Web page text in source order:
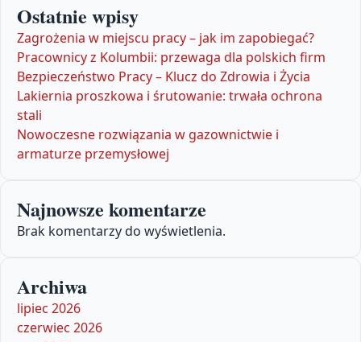
Ostatnie wpisy
Zagrożenia w miejscu pracy – jak im zapobiegać?
Pracownicy z Kolumbii: przewaga dla polskich firm
Bezpieczeństwo Pracy – Klucz do Zdrowia i Życia
Lakiernia proszkowa i śrutowanie: trwała ochrona
stali
Nowoczesne rozwiązania w gazownictwie i
armaturze przemysłowej
Najnowsze komentarze
Brak komentarzy do wyświetlenia.
Archiwa
lipiec 2026
czerwiec 2026